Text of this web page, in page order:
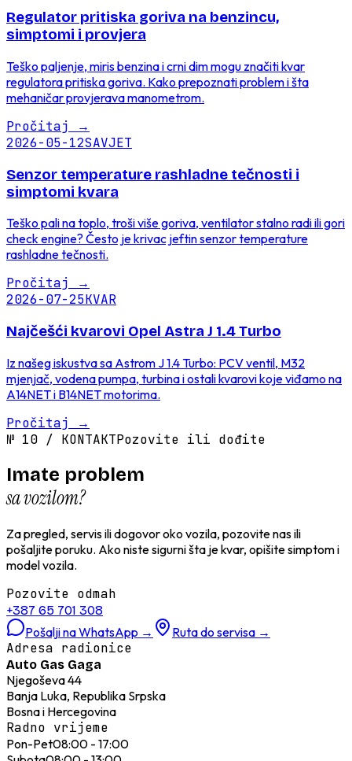
Regulator pritiska goriva na benzincu,
simptomi i provjera
Teško paljenje, miris benzina i crni dim mogu značiti kvar
regulatora pritiska goriva. Kako prepoznati problem i šta
mehaničar provjerava manometrom.
Pročitaj →
2026-05-12SAVJET
Senzor temperature rashladne tečnosti i
simptomi kvara
Teško pali na toplo, troši više goriva, ventilator stalno radi ili gori
check engine? Često je krivac jeftin senzor temperature
rashladne tečnosti.
Pročitaj →
2026-07-25KVAR
Najčešći kvarovi Opel Astra J 1.4 Turbo
Iz našeg iskustva sa Astrom J 1.4 Turbo: PCV ventil, M32
mjenjač, vodena pumpa, turbina i ostali kvarovi koje viđamo na
A14NET i B14NET motorima.
Pročitaj →
№ 10 / KONTAKTPozovite ili dođite
Imate problem
sa vozilom?
Za pregled, servis ili dogovor oko vozila, pozovite nas ili
pošaljite poruku. Ako niste sigurni šta je kvar, opišite simptom i
model vozila.
Pozovite odmah
+387 65 701 308
Pošalji na WhatsApp → Ruta do servisa →
Adresa radionice
Auto Gas Gaga
Njegoševa 44
Banja Luka, Republika Srpska
Bosna i Hercegovina
Radno vrijeme
Pon-Pet08:00 - 17:00